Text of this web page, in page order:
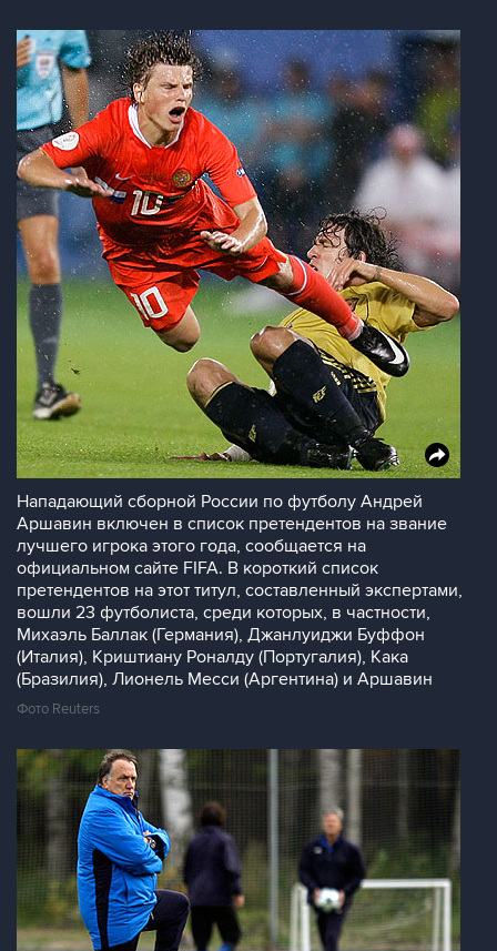
Hападающий сборной России по футболу Андрей
Аршавин включен в список претендентов на звание
лучшего игрока этого года, сообщается на
официальном сайте FIFA. В короткий список
претендентов на этот титул, составленный экспертами,
вошли 23 футболиста, среди которых, в частности,
Михаэль Баллак (Германия), Джанлуиджи Буффон
(Италия), Криштиану Роналду (Португалия), Кака
(Бразилия), Лионель Месси (Аргентина) и Аршавин
Фото Reuters